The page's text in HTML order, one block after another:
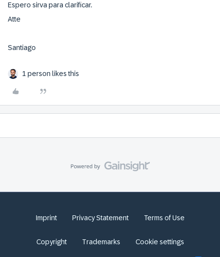
Espero sirva para clarificar.
Atte
Santiago
1 person likes this
Imprint Privacy Statement Terms of Use
Copyright Trademarks Cookie settings